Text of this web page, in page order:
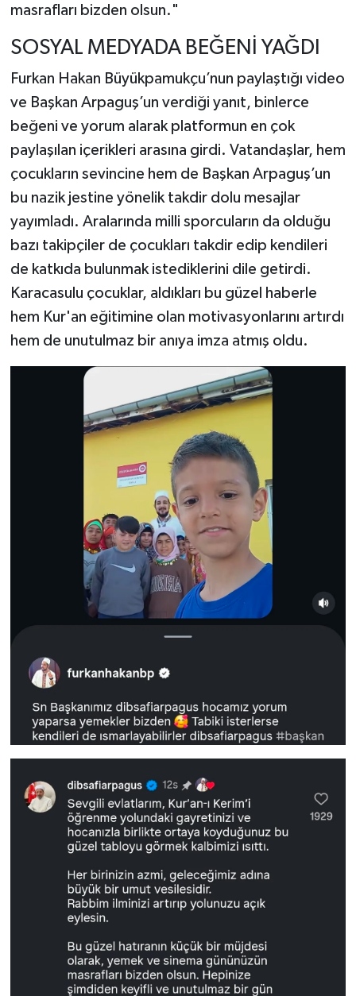
masrafları bizden olsun."
SOSYAL MEDYADA BEĞENİ YAĞDI
​Furkan Hakan Büyükpamukçu’nun paylaştığı video
ve Başkan Arpaguş’un verdiği yanıt, binlerce
beğeni ve yorum alarak platformun en çok
paylaşılan içerikleri arasına girdi. Vatandaşlar, hem
çocukların sevincine hem de Başkan Arpaguş’un
bu nazik jestine yönelik takdir dolu mesajlar
yayımladı. Aralarında milli sporcuların da olduğu
bazı takipçiler de çocukları takdir edip kendileri
de katkıda bulunmak istediklerini dile getirdi. ​
Karacasulu çocuklar, aldıkları bu güzel haberle
hem Kur'an eğitimine olan motivasyonlarını artırdı
hem de unutulmaz bir anıya imza atmış oldu.